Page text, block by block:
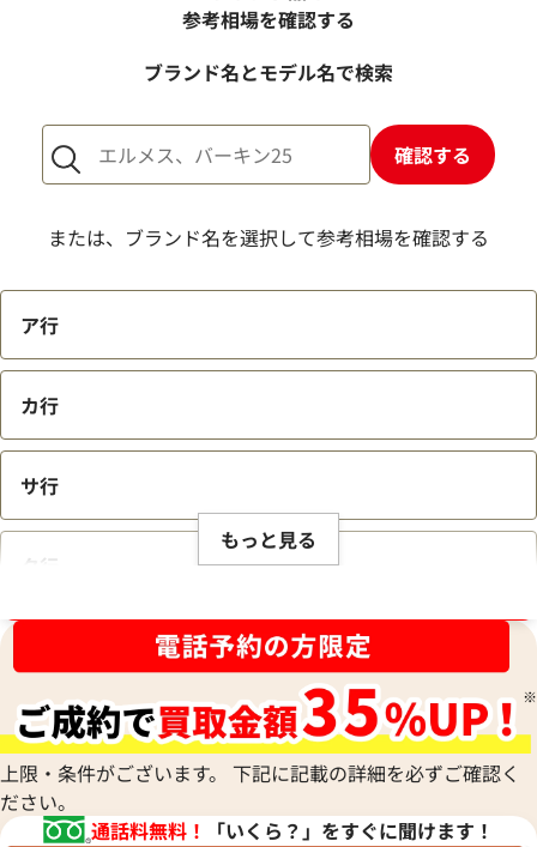
売却するか悩んでいるのですが、査定だけお願いできます
1点からでも査定できますか？
参考相場を確認する
ブランド名とモデル名で検索
確認する
または、ブランド名を選択して参考相場を確認する
ア行
カ行
サ行
タ行
ハ行
マ行
もっと見る
上限・条件がございます。 下記に記載の詳細を必ずご確認く
ださい。
通話料無料！
「いくら？」をすぐに聞けます！